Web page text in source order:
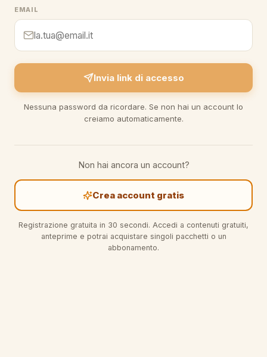
EMAIL
Invia link di accesso
Nessuna password da ricordare. Se non hai un account lo
creiamo automaticamente.
Non hai ancora un account?
Crea account gratis
Registrazione gratuita in 30 secondi. Accedi a contenuti gratuiti,
anteprime e potrai acquistare singoli pacchetti o un
abbonamento.